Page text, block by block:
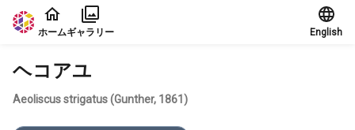
本文に飛ぶ
ホームギャラリー English
ヘコアユ
Aeoliscus strigatus (Gunther, 1861)